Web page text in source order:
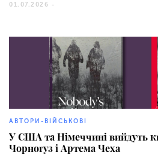
01.07.2026 -
АВТОРИ-ВІЙСЬКОВІ
У США та Німеччині вийдуть
Чорногуз і Артема Чеха